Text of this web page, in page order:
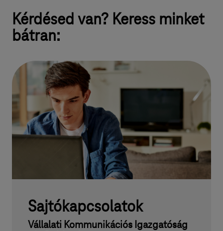
Kérdésed van? Keress minket
bátran:
Sajtókapcsolatok
Vállalati Kommunikációs Igazgatóság